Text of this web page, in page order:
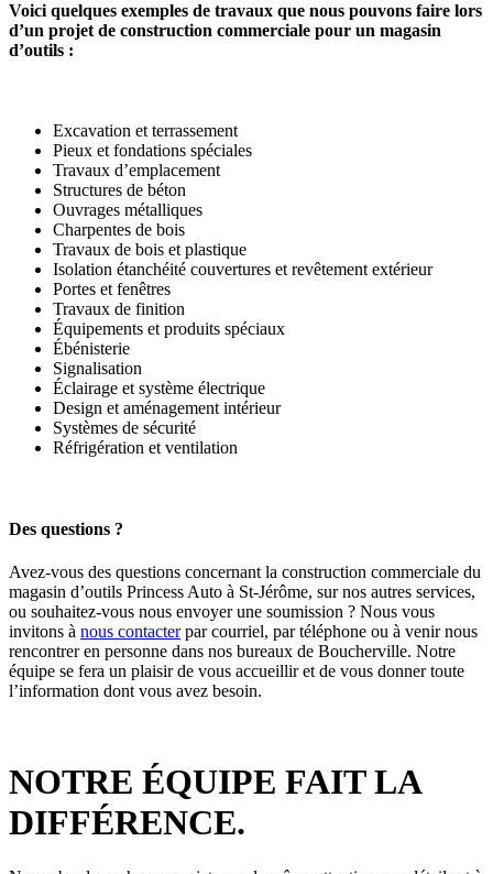
Voici quelques exemples de travaux que nous pouvons faire lors
d’un projet de construction commerciale pour un magasin
d’outils :
Excavation et terrassement
Pieux et fondations spéciales
Travaux d’emplacement
Structures de béton
Ouvrages métalliques
Charpentes de bois
Travaux de bois et plastique
Isolation étanchéité couvertures et revêtement extérieur
Portes et fenêtres
Travaux de finition
Équipements et produits spéciaux
Ébénisterie
Signalisation
Éclairage et système électrique
Design et aménagement intérieur
Systèmes de sécurité
Réfrigération et ventilation
Des questions ?
Avez-vous des questions concernant la construction commerciale du
magasin d’outils Princess Auto à St-Jérôme, sur nos autres services,
ou souhaitez-vous nous envoyer une soumission ? Nous vous
invitons à nous contacterpar courriel, par téléphone ou à venir nous
rencontrer en personne dans nos bureaux de Boucherville. Notre
équipe se fera un plaisir de vous accueillir et de vous donner toute
l’information dont vous avez besoin.
NOTRE ÉQUIPE FAIT LA
DIFFÉRENCE.